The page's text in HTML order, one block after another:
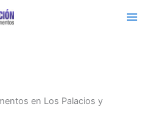
en Los Palacios y